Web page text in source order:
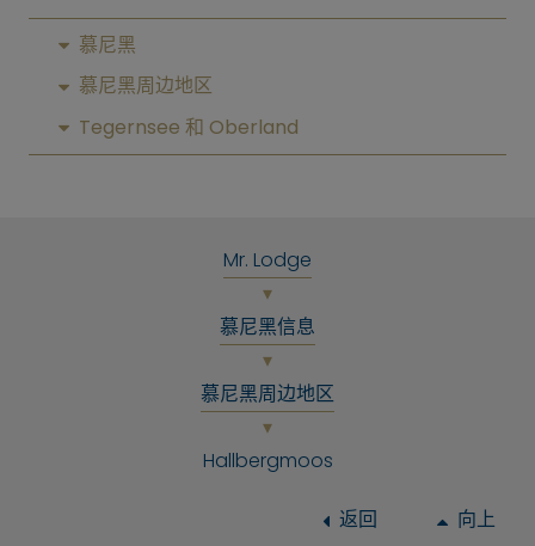
慕尼黑
慕尼黑周边地区
Tegernsee 和 Oberland
Mr. Lodge
慕尼黑信息
慕尼黑周边地区
Hallbergmoos
返回 向上